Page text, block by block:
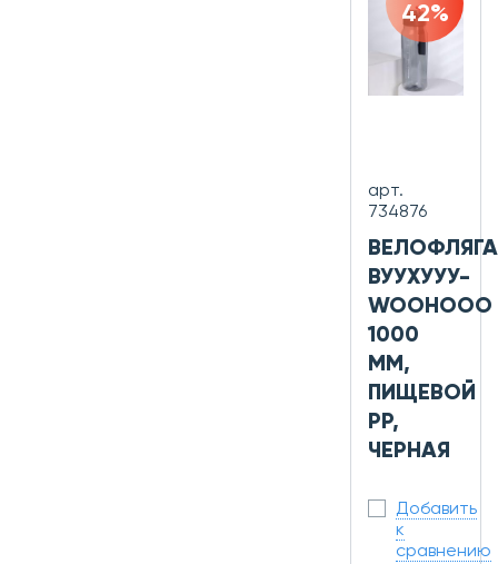
42%
арт.
734876
ВЕЛОФЛЯГА
ВУУХУУУ-
WOOHOOO
1000
ММ,
ПИЩЕВОЙ
PP,
ЧЕРНАЯ
Добавить
к
сравнению